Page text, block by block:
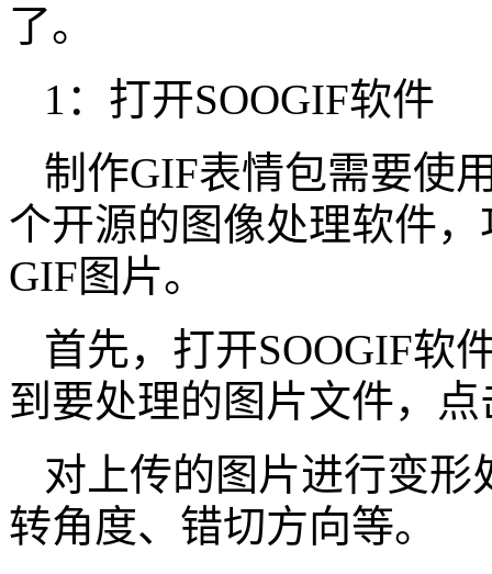
了。
1：打开SOOGIF软件
制作GIF表情包需要使
个开源的图像处理软件
GIF图片。
首先，打开SOOGIF软
到要处理的图片文件，点
对上传的图片进行变
转角度、错切方向等。